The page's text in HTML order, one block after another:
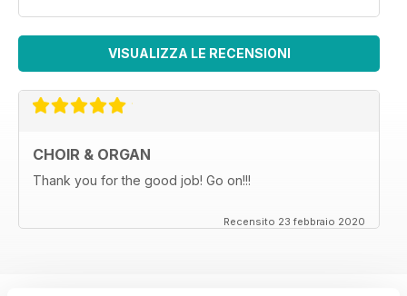
VISUALIZZA LE RECENSIONI
CHOIR & ORGAN
Thank you for the good job! Go on!!!
Recensito 23 febbraio 2020